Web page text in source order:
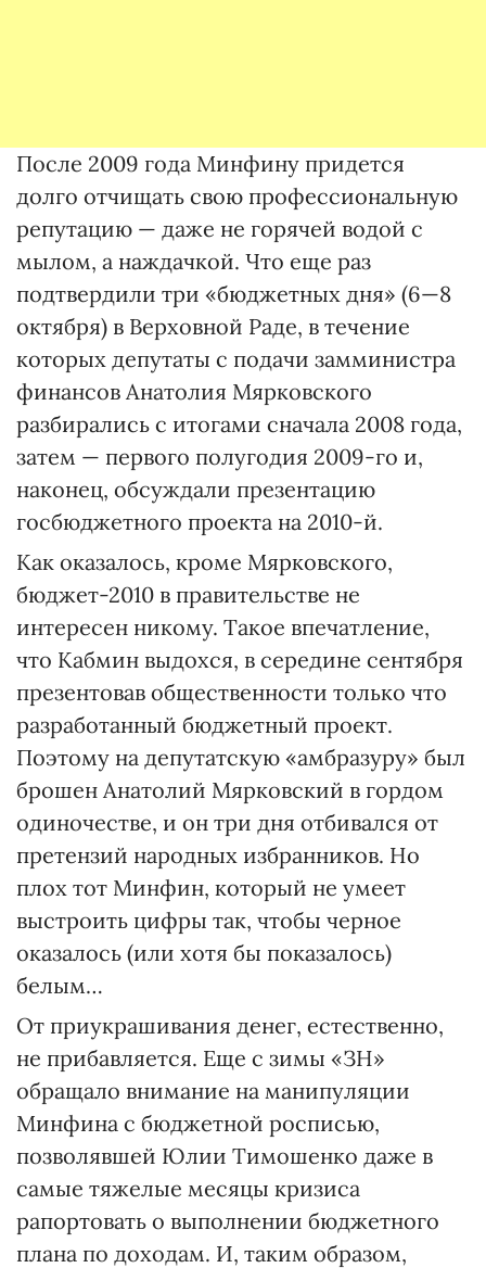
После 2009 года Минфину придется
долго отчищать свою профессиональную
репутацию — даже не горячей водой с
мылом, а наждачкой. Что еще раз
подтвердили три «бюджетных дня» (6—8
октября) в Верховной Раде, в течение
которых депутаты с подачи замминистра
финансов Анатолия Мярковского
разбирались с итогами сначала 2008 года,
затем — первого полугодия 2009-го и,
наконец, обсуждали презентацию
госбюджетного проекта на 2010-й.
Как оказалось, кроме Мярковского,
бюджет-2010 в правительстве не
интересен никому. Такое впечатление,
что Кабмин выдохся, в середине сентября
презентовав общественности только что
разработанный бюджетный проект.
Поэтому на депутатскую «амбразуру» был
брошен Анатолий Мярковский в гордом
одиночестве, и он три дня отбивался от
претензий народных избранников. Но
плох тот Минфин, который не умеет
выстроить цифры так, чтобы черное
оказалось (или хотя бы показалось)
белым…
От приукрашивания денег, естественно,
не прибавляется. Еще с зимы «ЗН»
обращало внимание на манипуляции
Минфина с бюджетной росписью,
позволявшей Юлии Тимошенко даже в
самые тяжелые месяцы кризиса
рапортовать о выполнении бюджетного
плана по доходам. И, таким образом,